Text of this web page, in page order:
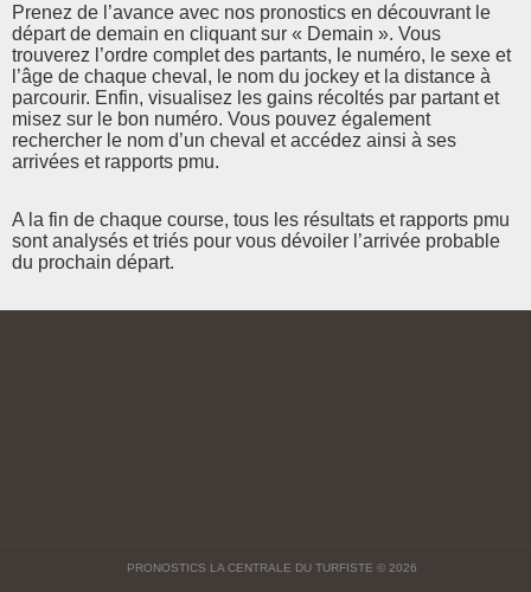
Prenez de l’avance avec nos pronostics en découvrant le
départ de demain en cliquant sur « Demain ». Vous
trouverez l’ordre complet des partants, le numéro, le sexe et
l’âge de chaque cheval, le nom du jockey et la distance à
parcourir. Enfin, visualisez les gains récoltés par partant et
misez sur le bon numéro. Vous pouvez également
rechercher le nom d’un cheval et accédez ainsi à ses
arrivées et rapports pmu.
A la fin de chaque course, tous les résultats et rapports pmu
sont analysés et triés pour vous dévoiler l’arrivée probable
du prochain départ.
PRONOSTICS LA CENTRALE DU TURFISTE © 2026